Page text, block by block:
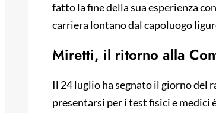
fatto la fine della sua esperienza
carriera lontano dal capoluogo
Miretti, il ritorno alla
Il 24 luglio ha segnato il giorno del
presentarsi per i test fisici e